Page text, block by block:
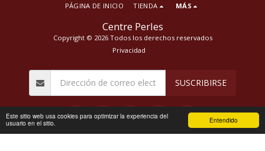
Entendido
Este sitio web usa cookies para optimizar la experiencia del
usuario en el sitio.
Centre Perles
Copyright © 2026 Todos los derechos reservados
Privacidad
PÁGINA DE INICIO TIENDA MÁS
SUSCRIBIRSE